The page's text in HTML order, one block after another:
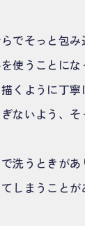
でそっと包み
使うことにな
くように丁寧
ないよう、そ
洗うときがあ
しまうことが